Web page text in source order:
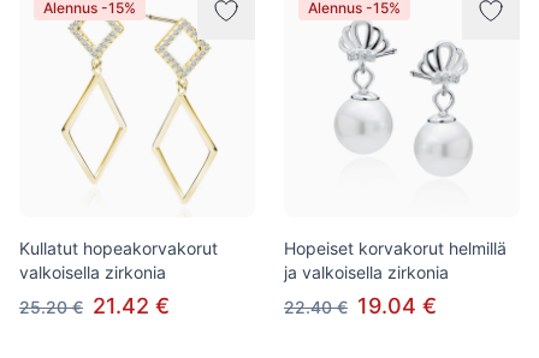
Alennus -15%
Kullatut hopeakorvakorut
valkoisella zirkonia
25.20 € 21.42 €
Alennus -15%
Hopeiset korvakorut helmillä
ja valkoisella zirkonia
22.40 € 19.04 €